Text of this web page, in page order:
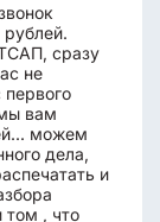
сразу
не
вам
можем
дела,
и
том , что